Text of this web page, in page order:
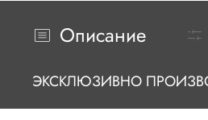
Описание
ЭКСКЛЮЗИВНО